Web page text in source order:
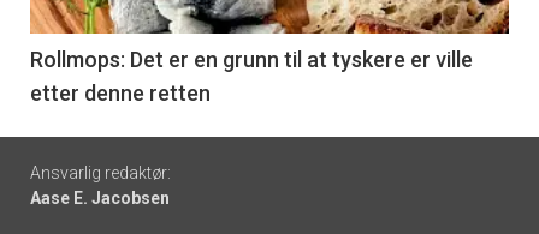
-
6
Rollmops: Det er en grunn til at tyskere er ville
etter denne retten
Footer
-
Ansvarlig redaktør:
Aase E. Jacobsen